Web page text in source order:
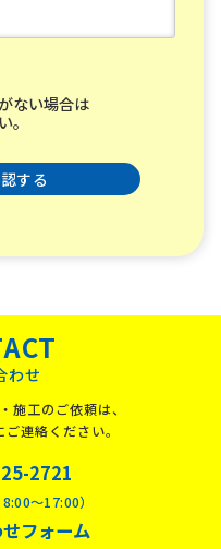
ない場合は
。
する
わせ
施工のご依頼は、
連絡ください。
2721
〜17:00）
フォーム